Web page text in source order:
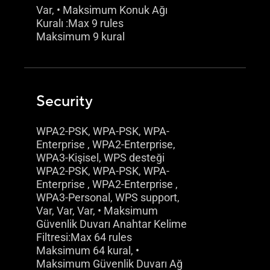
Var, • Maksimum Konuk Ağı
Kuralı :Max 9 rules
Maksimum 9 kural
Security
WPA2-PSK, WPA-PSK, WPA-
Enterprise , WPA2-Enterprise,
WPA3-Kişisel, WPS desteği
WPA2-PSK, WPA-PSK, WPA-
Enterprise , WPA2-Enterprise ,
WPA3-Personal, WPS support,
Var, Var, Var, • Maksimum
Güvenlik Duvarı Anahtar Kelime
Filtresi:Max 64 rules
Maksimum 64 kural, •
Maksimum Güvenlik Duvarı Ağ